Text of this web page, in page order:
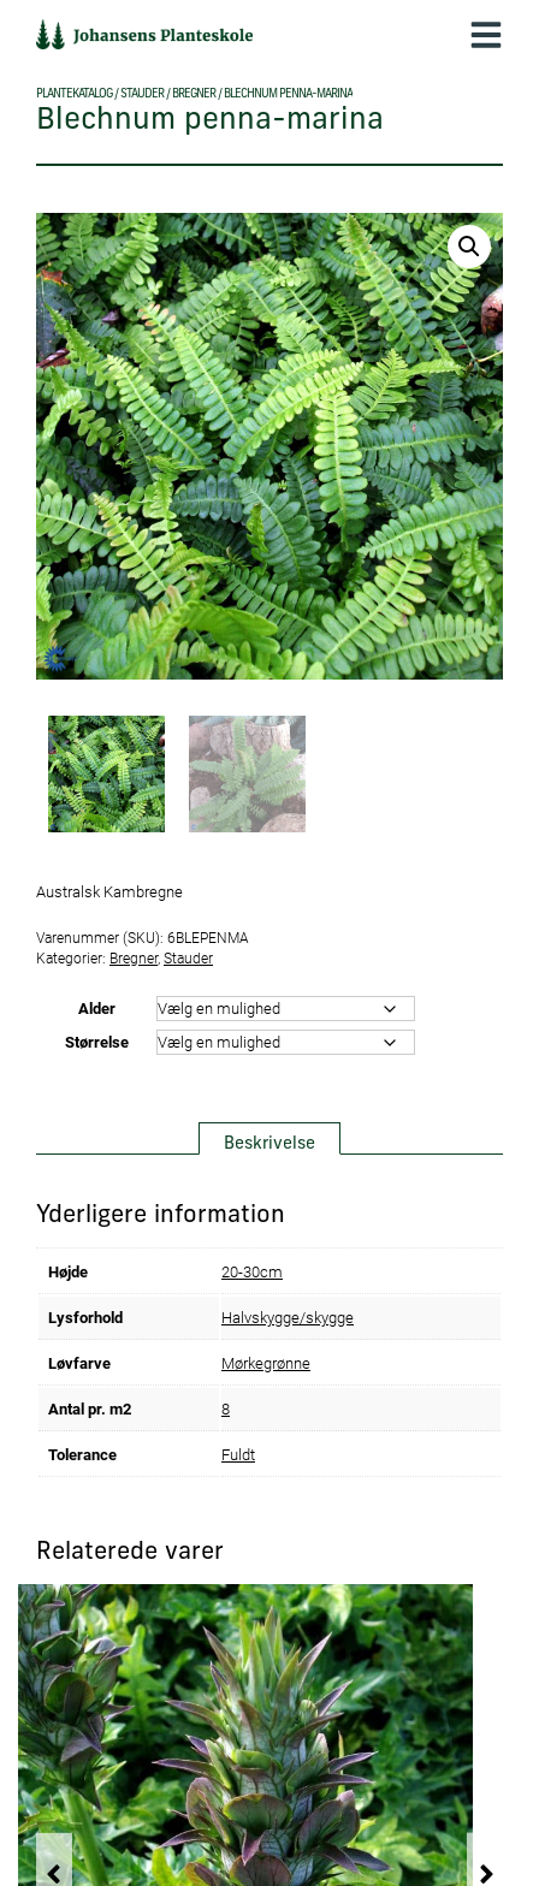
indholdet
PLANTEKATALOG/STAUDER/ BREGNER/ BLECHNUM PENNA-MARINA
Blechnum penna-marina
Australsk Kambregne
Varenummer (SKU): 6BLEPENMA
Kategorier: Bregner, Stauder
Alder
Størrelse
Beskrivelse
Yderligere information
Højde 20-30cm
Lysforhold Halvskygge/skygge
Løvfarve Mørkegrønne
Antal pr. m2 8
Tolerance Fuldt
Relaterede varer